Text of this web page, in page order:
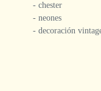
- ⁠chester
- ⁠neones
- ⁠decoración